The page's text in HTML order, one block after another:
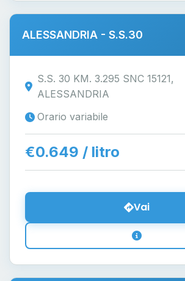
ALESSANDRIA - S.S.30
S.S. 30 KM. 3.295 SNC 15121,
ALESSANDRIA
Orario variabile
€0.649 / litro
Vai